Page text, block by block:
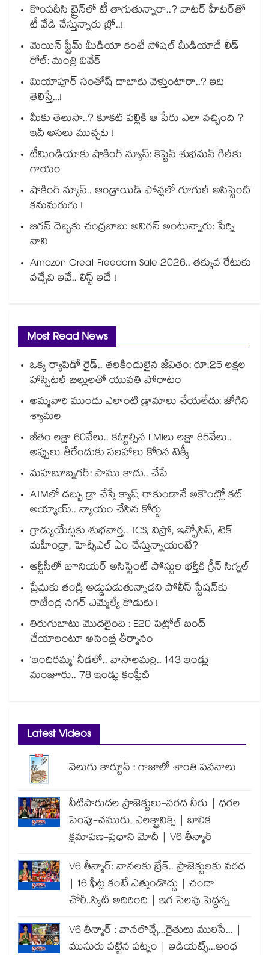
కొంపదీసి ట్రైన్⁬లో టీ తాగుతున్నారా..? వాటర్ హీటర్⁭⁭తో
టీ వేడి చేస్తున్నారు బ్రో..!
మెయిన్ స్ట్రీమ్ మీడియా కంటే సోషల్ మీడియాదే లీడ్
రోల్: మంత్రి వివేక్
మియాపూర్ సంతోష్ దాబాకు వెళ్తుంటారా..? ఇది
తెలిస్తే...!
మీకు తెలుసా..? కూకట్ పల్లికి ఆ పేరు ఎలా వచ్చింది ?
ఇదీ అసలు ముచ్చట !
టీమిండియాకు షాకింగ్ న్యూస్: కెప్టెన్ శుభమన్ గిల్‎కు
గాయం
షాకింగ్ న్యూస్.. ఆండ్రాయిడ్ ఫోన్లలో గూగుల్ అసిస్టెంట్
కనుమరుగు !
జగన్ దెబ్బకు చంద్రబాబు అవిగన్ అంటున్నారు: పేర్ని
నాని
Amazon Great Freedom Sale 2026.. తక్కువ రేటుకు
వచ్చేవి ఇవే.. లిస్ట్ ఇదే !
Most Read News
ఒక్క ర్యాపిడో రైడ్.. తలకిందులైన జీవితం: రూ.25 లక్షల
హాస్పిటల్ బిల్లులతో యువతి పోరాటం
అమ్మవారి ముందు ఎలాంటి డ్రామాలు చేయలేదు: జోగిని
శ్యామల
జీతం లక్షా 60వేలు.. కట్టాల్సిన EMIలు లక్షా 85వేలు..
అప్పులు తీరేందుకు సలహాలు కోరిన టెక్కీ
మహబూబ్నగర్: పాము కాదు.. చేపే
ATMలో డబ్బు డ్రా చేస్తే క్యాష్ రాకుండానే అకౌంట్లో కట్
అయ్యాయ్.. న్యాయం చేసిన కోర్టు
గ్రాడ్యుయేట్లకు శుభవార్త.. TCS, విప్రో, ఇన్ఫోసిస్, టెక్
మహీంద్రా, హెచ్సీఎల్ ఏం చేస్తున్నాయంటే?
ఆర్టీసీలో జూనియర్ అసిస్టెంట్‌‌ పోస్టుల భర్తీకి గ్రీన్‌‌ సిగ్నల్
ప్రేమకు తండ్రి అడ్డుపడుతున్నాడని పోలీస్ స్టేషన్⁪కు
రాజేంద్ర నగర్ ఎమ్మెల్యే కొడుకు !
తిరుగుబాటు మొదలైంది : E20 పెట్రోల్ బంద్
చేయాలంటూ అసెంబ్లీ తీర్మానం
‘ఇందిరమ్మ’ నీడలో.. వాసాలమర్రి.. 143 ఇండ్లు
మంజూరు.. 78 ఇండ్లు కంప్లీట్
Latest Videos
వెలుగు కార్టూన్ : గాజాలో శాంతి పవనాలు
నీటిపారుదల ప్రాజెక్టులు-వరద నీరు | ధరల
పెంపు-చమురు, ఎలక్ట్రానిక్స్ | బాలిక
క్షమాపణ-ప్రధాని మోదీ | V6 తీన్మార్
V6 తీన్మార్: వానలకు బ్రేక్.. ప్రాజెక్టులకు వరద
| 16 ఫీట్ల కంటే ఎత్తుండొద్దు | చందా
చోరీ..స్కిట్ అదిరింది | ఇగ సెలవు పెద్దన్న
V6 తీన్మార్ : వానలొచ్చే...రైతులు మురిసే... |
ముసురు పట్టిన పట్నం | ఇడియట్స్...అంధ